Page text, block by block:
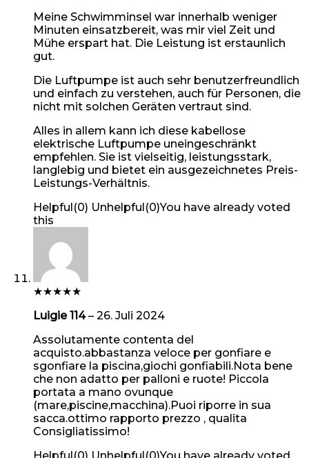
Meine Schwimminsel war innerhalb weniger
Minuten einsatzbereit, was mir viel Zeit und
Mühe erspart hat. Die Leistung ist erstaunlich
gut.
Die Luftpumpe ist auch sehr benutzerfreundlich
und einfach zu verstehen, auch für Personen, die
nicht mit solchen Geräten vertraut sind.
Alles in allem kann ich diese kabellose
elektrische Luftpumpe uneingeschränkt
empfehlen. Sie ist vielseitig, leistungsstark,
langlebig und bietet ein ausgezeichnetes Preis-
Leistungs-Verhältnis.
Helpful(0) Unhelpful(0)You have already voted
this
★★★★★
Luigie 114– 26. Juli 2024
Assolutamente contenta del
acquisto.abbastanza veloce per gonfiare e
sgonfiare la piscina,giochi gonfiabili.Nota bene
che non adatto per palloni e ruote! Piccola
portata a mano ovunque
(mare,piscine,macchina).Puoi riporre in sua
sacca.ottimo rapporto prezzo , qualita
Consigliatissimo!